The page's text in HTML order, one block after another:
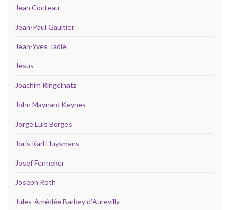
Jean Cocteau
Jean-Paul Gaultier
Jean-Yves Tadie
Jesus
Joachim Ringelnatz
John Maynard Keynes
Jorge Luis Borges
Joris Karl Huysmans
Josef Fenneker
Joseph Roth
Jules-Amédée Barbey d’Aurevilly